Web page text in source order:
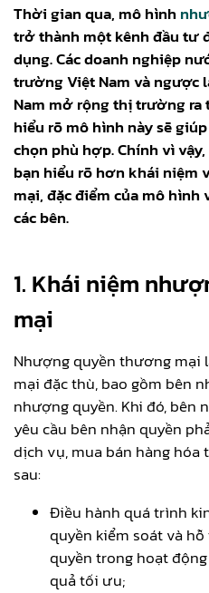
Thời gian qua, mô hình
trở thành một kênh đầu tư
dụng. Các doanh nghiệp
trường Việt Nam và ngược
Nam mở rộng thị trường
hiểu rõ mô hình này sẽ
chọn phù hợp. Chính vì
bạn hiểu rõ hơn khái niệm
mại, đặc điểm của mô hình
các bên.
1. Khái niệm
mại
Nhượng quyền thương
mại đặc thù, bao gồm bên
nhượng quyền. Khi đó, bên
yêu cầu bên nhận quyền
dịch vụ, mua bán hàng
sau:
Điều hành quá trình
quyền kiểm soát và
quyền trong hoạt
quả tối ưu;